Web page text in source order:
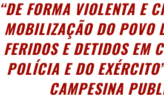
“DE FORMA VIOLENTA E
MOBILIZAÇÃO DO POVO
FERIDOS E DETIDOS EM
POLÍCIA E DO
CAMPESINA